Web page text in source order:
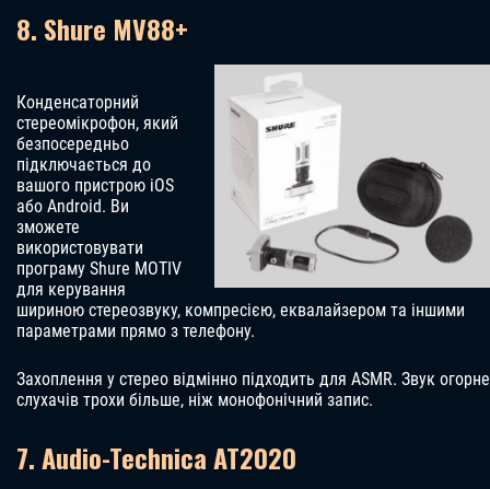
8. Shure MV88+
Конденсаторний
стереомікрофон, який
безпосередньо
підключається до
вашого пристрою iOS
або Android. Ви
зможете
використовувати
програму Shure MOTIV
для керування
шириною стереозвуку, компресією, еквалайзером та іншими
параметрами прямо з телефону.
Захоплення у стерео відмінно підходить для ASMR. Звук огорне
слухачів трохи більше, ніж монофонічний запис.
7. Audio-Technica AT2020